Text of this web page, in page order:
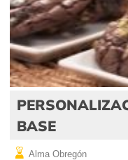
BASE
Alma Obregón